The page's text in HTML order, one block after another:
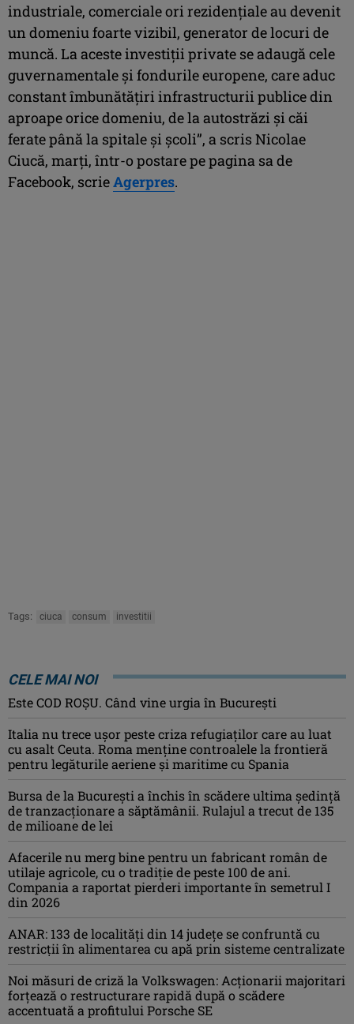
industriale, comerciale ori rezidenţiale au devenit
un domeniu foarte vizibil, generator de locuri de
muncă. La aceste investiţii private se adaugă cele
guvernamentale şi fondurile europene, care aduc
constant îmbunătăţiri infrastructurii publice din
aproape orice domeniu, de la autostrăzi şi căi
ferate până la spitale şi şcoli”, a scris Nicolae
Ciucă, marţi, într-o postare pe pagina sa de
Facebook, scrieAgerpres.
Tags: ciuca consum investitii
CELE MAI NOI
Este COD ROŞU. Când vine urgia în Bucureşti
Italia nu trece ușor peste criza refugiaților care au luat
cu asalt Ceuta. Roma menține controalele la frontieră
pentru legăturile aeriene și maritime cu Spania
Bursa de la București a închis în scădere ultima ședință
de tranzacționare a săptămânii. Rulajul a trecut de 135
de milioane de lei
Afacerile nu merg bine pentru un fabricant român de
utilaje agricole, cu o tradiție de peste 100 de ani.
Compania a raportat pierderi importante în semetrul I
din 2026
ANAR: 133 de localități din 14 județe se confruntă cu
restricții în alimentarea cu apă prin sisteme centralizate
Noi măsuri de criză la Volkswagen: Acționarii majoritari
forțează o restructurare rapidă după o scădere
accentuată a profitului Porsche SE